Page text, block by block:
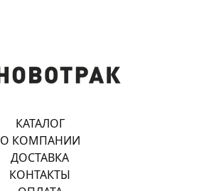
КАТАЛОГ
О КОМПАНИИ
ДОСТАВКА
КОНТАКТЫ